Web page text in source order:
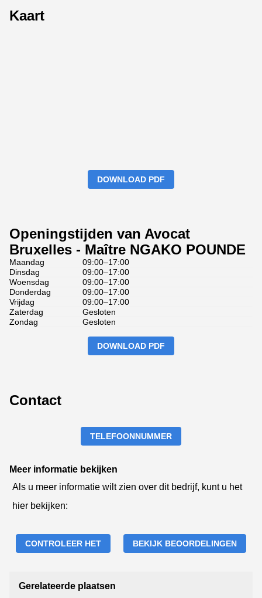
Kaart
DOWNLOAD PDF
Openingstijden van Avocat
Bruxelles - Maître NGAKO POUNDE
Maandag
09:00–17:00
Dinsdag
09:00–17:00
Woensdag
09:00–17:00
Donderdag
09:00–17:00
Vrijdag
09:00–17:00
Zaterdag
Gesloten
Zondag
Gesloten
DOWNLOAD PDF
Contact
TELEFOONNUMMER
Meer informatie bekijken
Als u meer informatie wilt zien over dit bedrijf, kunt u het
hier bekijken:
CONTROLEER HET BEKIJK BEOORDELINGEN
Gerelateerde plaatsen